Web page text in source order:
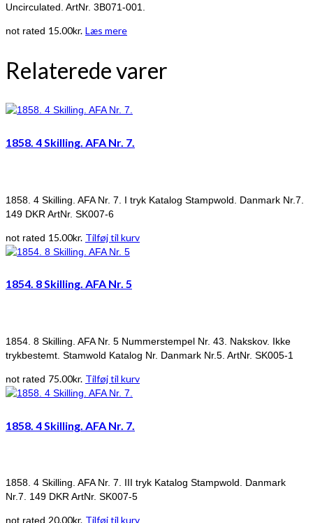
Uncirculated. ArtNr. 3B071-001.
not rated 15.00kr. Læs mere
Relaterede varer
1858. 4 Skilling. AFA Nr. 7.
1858. 4 Skilling. AFA Nr. 7. I tryk Katalog Stampwold. Danmark Nr.7.
149 DKR ArtNr. SK007-6
not rated 15.00kr. Tilføj til kurv
1854. 8 Skilling. AFA Nr. 5
1854. 8 Skilling. AFA Nr. 5 Nummerstempel Nr. 43. Nakskov. Ikke
trykbestemt. Stamwold Katalog Nr. Danmark Nr.5. ArtNr. SK005-1
not rated 75.00kr. Tilføj til kurv
1858. 4 Skilling. AFA Nr. 7.
1858. 4 Skilling. AFA Nr. 7. III tryk Katalog Stampwold. Danmark
Nr.7. 149 DKR ArtNr. SK007-5
not rated 20.00kr. Tilføj til kurv